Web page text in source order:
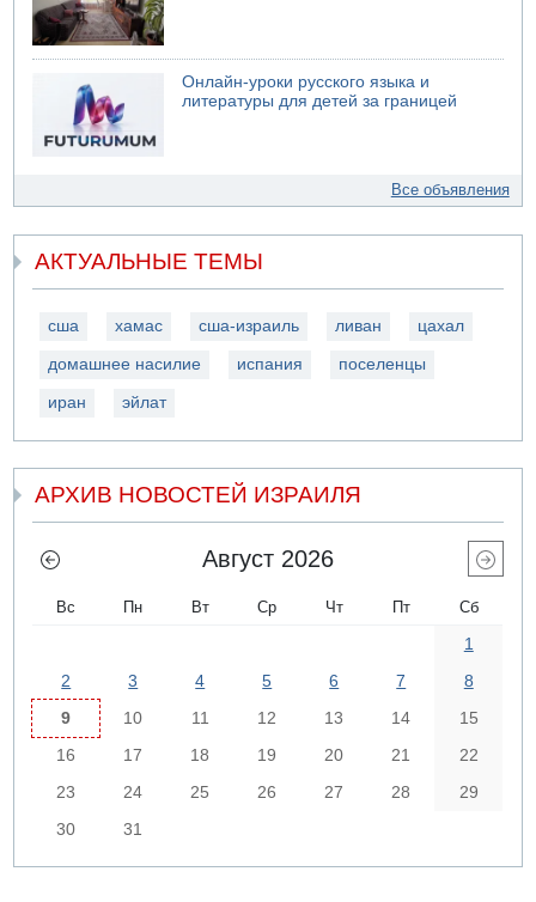
Онлайн-уроки русского языка и
литературы для детей за границей
Все объявления
АКТУАЛЬНЫЕ ТЕМЫ
сша хамас сша-израиль ливан цахал
домашнее насилие испания поселенцы
иран эйлат
АРХИВ НОВОСТЕЙ ИЗРАИЛЯ
Август 2026
Вс Пн Вт Ср Чт Пт Сб
1
2
3 4 5 6 7
8
9
10 11 12 13 14
15
16
17 18 19 20 21
22
23
24 25 26 27 28
29
30
31